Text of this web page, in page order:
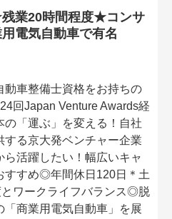
業20時間程度★コンサ
電気自動車で有名
車整備士資格をお持ちの
回Japan Venture Awards経
「運ぶ」を変える！自社
る京大発ベンチャー企業
活躍したい！幅広いキャ
すすめ◎年間休日120日＊土
ワークライフバランス◎脱
「商業用電気自動車」を展